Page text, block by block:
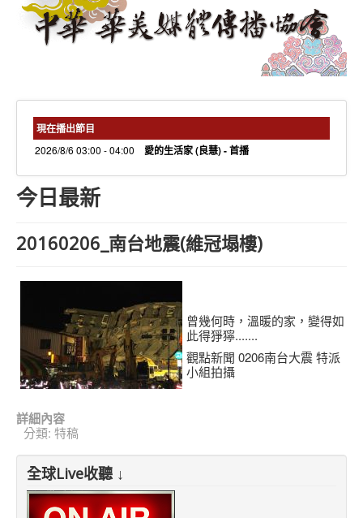
全球Live收聽
needs 專欄
線上捐款
現在播出節目
2026/8/6 03:00 - 04:00 愛的生活家 (良慧) - 首播
今日最新
20160206_南台地震(維冠塌樓)
曾幾何時，溫暖的家，變得如
此得猙獰.......
觀點新聞 0206南台大震 特派
小組拍攝
詳細內容
分類: 特稿
全球Live收聽 ↓